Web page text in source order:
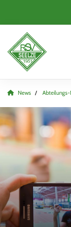
News Abteilungs-